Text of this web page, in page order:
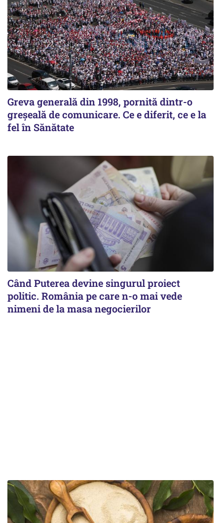
Greva generală din 1998, pornită dintr-o
greșeală de comunicare. Ce e diferit, ce e la
fel în Sănătate
Când Puterea devine singurul proiect
politic. România pe care n-o mai vede
nimeni de la masa negocierilor